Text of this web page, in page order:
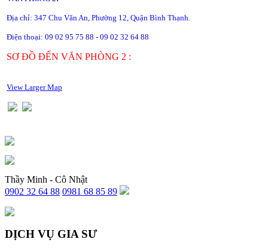
Địa chỉ: 347 Chu Văn An, Phường 12, Quận Bình Thạnh.
Điện thoại: 09 02 95 75 88 - 09 02 32 64 88
SƠ ĐỒ ĐẾN VĂN PHÒNG 2 :
View Larger Map
Thầy Minh - Cô Nhật
0902 32 64 88 0981 68 85 89
DỊCH VỤ GIA SƯ